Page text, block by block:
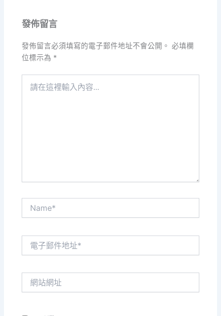
發佈留言
發佈留言必須填寫的電子郵件地址不會公開。 必填欄
位標示為 *